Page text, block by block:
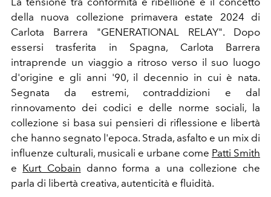
della nuova collezione primavera estate 2024 di
Carlota Barrera "GENERATIONAL RELAY". Dopo
essersi trasferita in Spagna, Carlota Barrera
intraprende un viaggio a ritroso verso il suo luogo
d'origine e gli anni '90, il decennio in cui è nata.
Segnata da estremi, contraddizioni e dal
rinnovamento dei codici e delle norme sociali, la
collezione si basa sui pensieri di riflessione e libertà
che hanno segnato l'epoca. Strada, asfalto e un mix di
influenze culturali, musicali e urbane come Patti Smith
e Kurt Cobain danno forma a una collezione che
parla di libertà creativa, autenticità e fluidità.